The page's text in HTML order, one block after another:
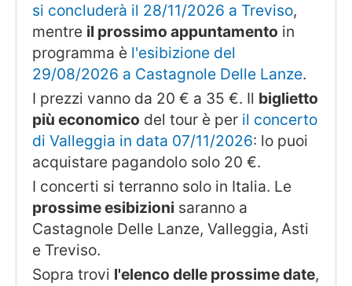
si concluderà il 28/11/2026 a Treviso,
mentre il prossimo appuntamento in
programma è l'esibizione del
29/08/2026 a Castagnole Delle Lanze.
I prezzi vanno da 20 € a 35 €. Il biglietto
più economico del tour è per il concerto
di Valleggia in data 07/11/2026: lo puoi
acquistare pagandolo solo 20 €.
I concerti si terranno solo in Italia. Le
prossime esibizioni saranno a
Castagnole Delle Lanze, Valleggia, Asti
e Treviso.
Sopra trovi l'elenco delle prossime date,